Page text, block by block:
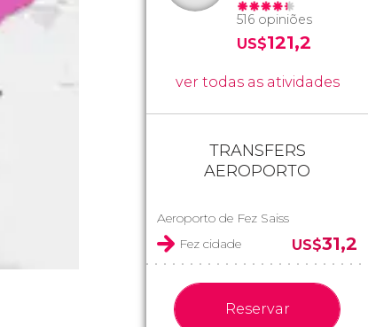
516 opiniões
US$121,2
ver todas as atividades
TRANSFERS
AEROPORTO
Aeroporto de Fez Saiss
Fez cidade
US$31,2
Reservar